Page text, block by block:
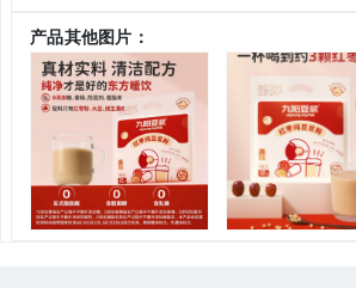
产品其他图片：